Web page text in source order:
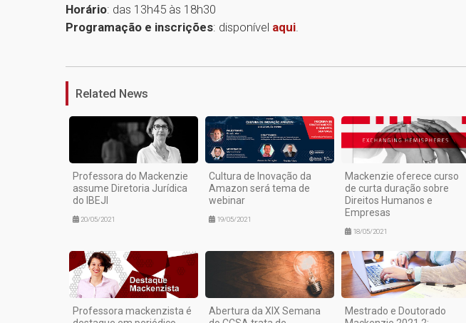
Horário: das 13h45 às 18h30
Programação e inscrições: disponível aqui.
Related News
Professora do Mackenzie
assume Diretoria Jurídica
do IBEJI
20/05/2021
Cultura de Inovação da
Amazon será tema de
webinar
19/05/2021
Mackenzie oferece curso
de curta duração sobre
Direitos Humanos e
Empresas
18/05/2021
Professora mackenzista é
Abertura da XIX Semana
Mestrado e Doutorado